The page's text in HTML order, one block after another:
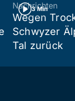
3 Min
Nachrichten
Wegen
Schwyzer
Tal zurück